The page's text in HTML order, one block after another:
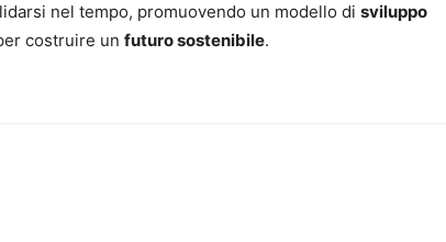
nel tempo, promuovendo un modello di sviluppo
costruire un futuro sostenibile.